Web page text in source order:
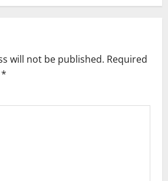
will not be published. Required
*